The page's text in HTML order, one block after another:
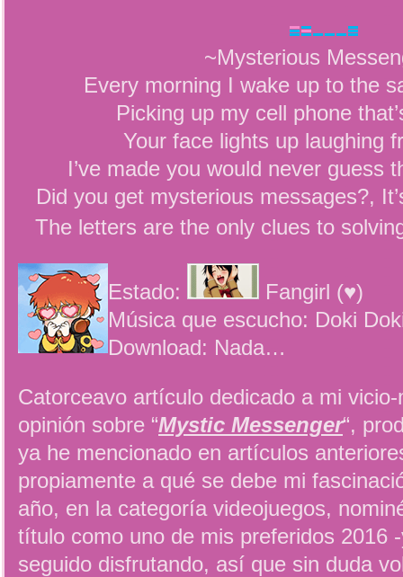
~Mysterious
Every morning I wake up to the
Picking up my cell phone
Your face lights up laughing
I’ve made you would never guess
Did you get mysterious messages?,
The letters are the only clues to
Estado:
Fangirl (♥)
Música que escucho: Doki
Download: Nada…
Catorceavo artículo dedicado a mi
opinión sobre “Mystic Messenger“,
ya he mencionado en artículos
propiamente a qué se debe mi
año, en la categoría videojuegos,
título como uno de mis preferidos 2016
seguido disfrutando, así que sin duda